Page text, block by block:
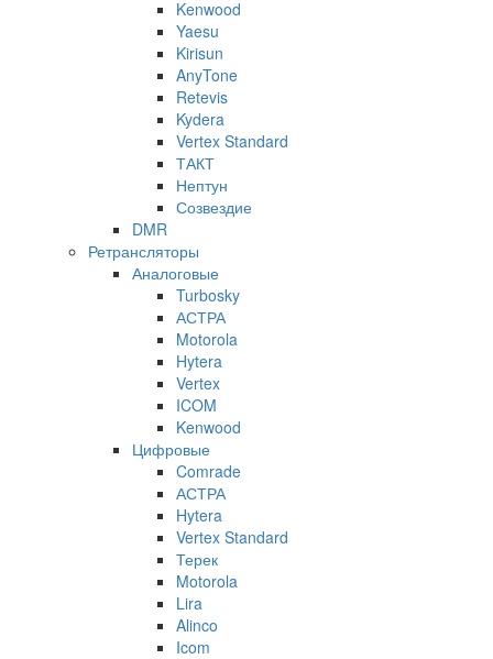
Kenwood
Yaesu
Kirisun
AnyTone
Retevis
Kydera
Vertex Standard
ТАКТ
Нептун
Созвездие
DMR
Ретрансляторы
Аналоговые
Turbosky
АСТРА
Motorola
Hytera
Vertex
ICOM
Kenwood
Цифровые
Comrade
АСТРА
Hytera
Vertex Standard
Терек
Motorola
Lira
Alinco
Icom